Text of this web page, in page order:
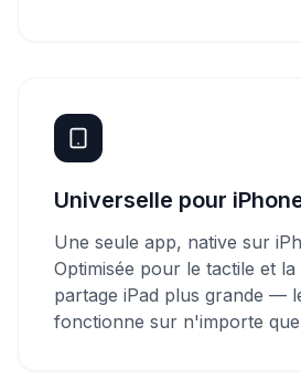
Universelle pour
Une seule app, native sur
Optimisée pour le tactile et la
partage iPad plus grande —
fonctionne sur n'importe